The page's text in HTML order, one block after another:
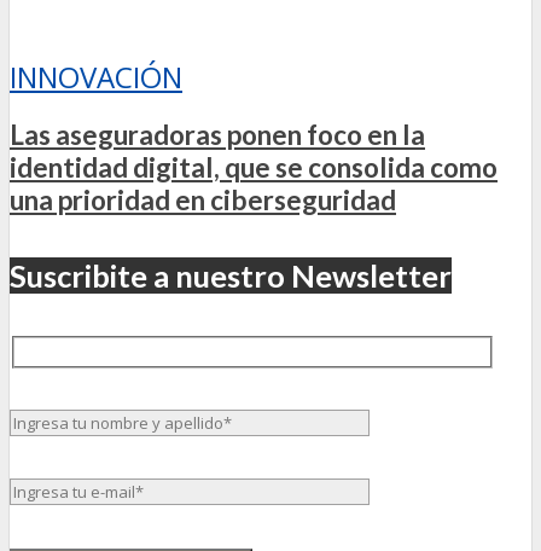
INNOVACIÓN
Las aseguradoras ponen foco en la
identidad digital, que se consolida como
una prioridad en ciberseguridad
Suscribite a nuestro Newsletter